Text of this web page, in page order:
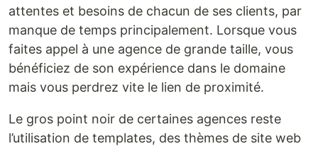
attentes et besoins de chacun de ses clients, par
manque de temps principalement. Lorsque vous
faites appel à une agence de grande taille, vous
bénéficiez de son expérience dans le domaine
mais vous perdrez vite le lien de proximité.
Le gros point noir de certaines agences reste
l’utilisation de templates, des thèmes de site web